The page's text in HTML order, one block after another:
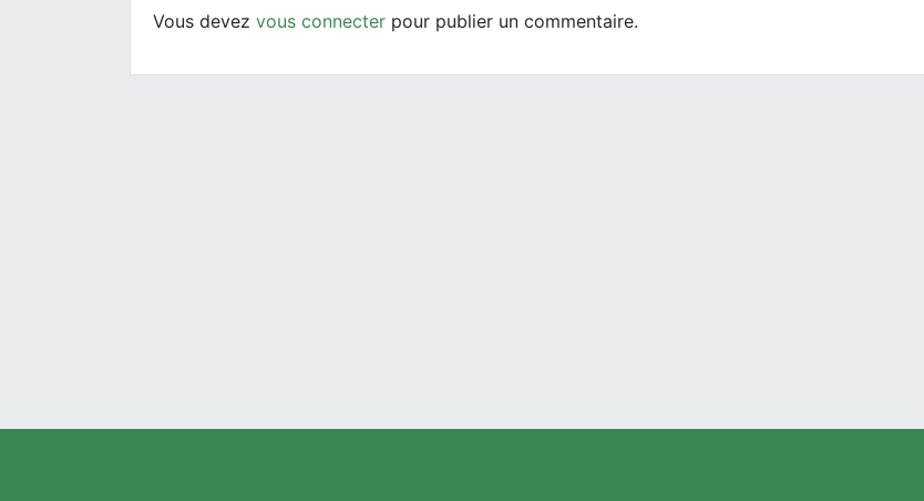
Vous devez vous connecter pour publier un commentaire.